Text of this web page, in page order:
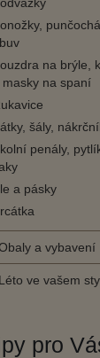
na brýle,
masky na spaní
šály,
penály,
a pásky
a vybavení
Léto ve vašem
pro